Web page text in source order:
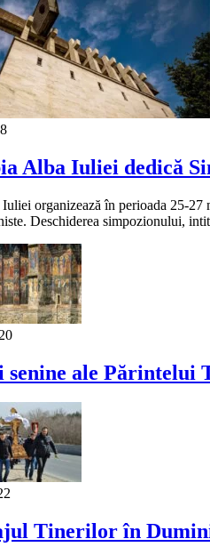
Alba Iuliei dedică
organizează în perioada 25-
Deschiderea simpozionului,
senine ale
Tinerilor în